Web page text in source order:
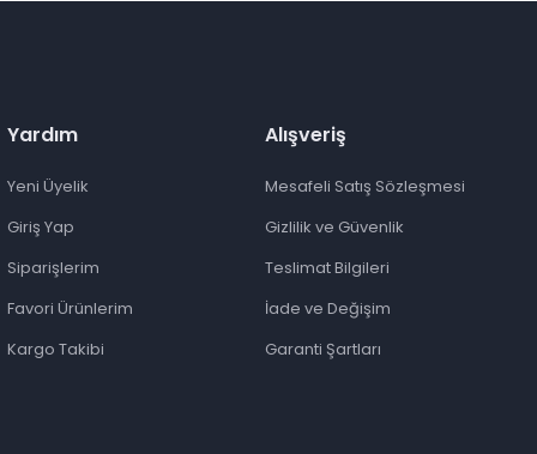
Yardım
Yeni Üyelik
Giriş Yap
Siparişlerim
Favori Ürünlerim
Kargo Takibi
Alışveriş
Mesafeli Satış Sözleşmesi
Gizlilik ve Güvenlik
Teslimat Bilgileri
İade ve Değişim
Garanti Şartları